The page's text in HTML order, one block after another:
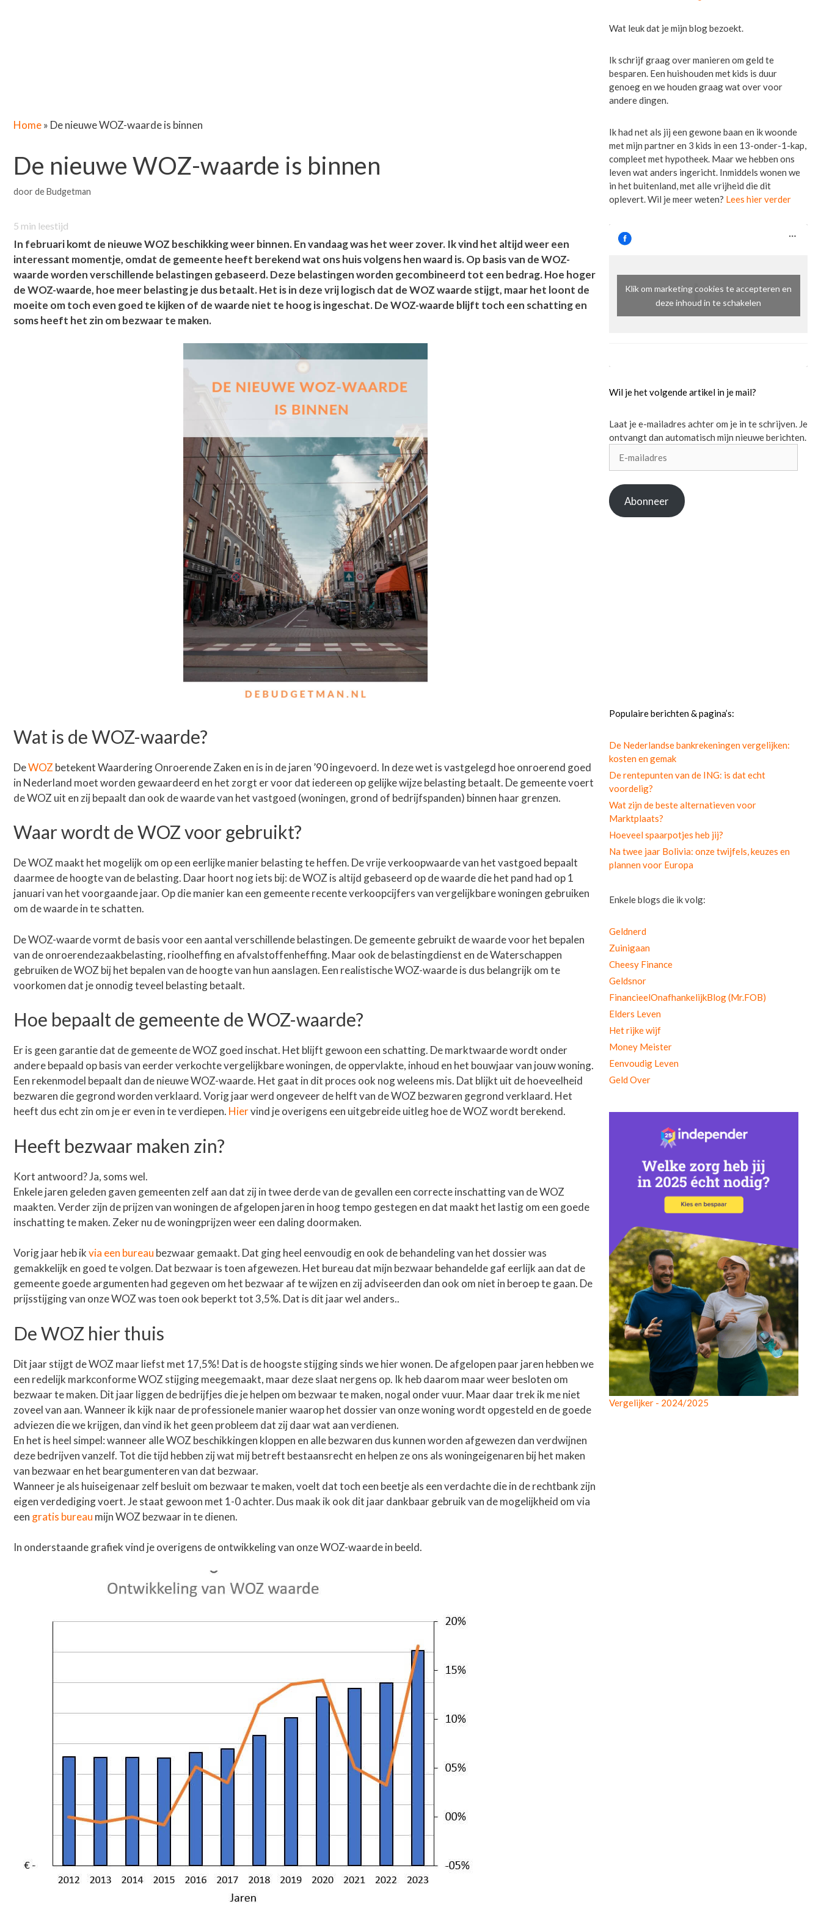
Home» De nieuwe WOZ-waarde is binnen
De nieuwe WOZ-waarde is binnen
door de Budgetman
5 min leestijd
In februari komt de nieuwe WOZ beschikking weer binnen. En vandaag was het weer zover. Ik vind het altijd weer een
interessant momentje, omdat de gemeente heeft berekend wat ons huis volgens hen waard is. Op basis van de WOZ-
waarde worden verschillende belastingen gebaseerd. Deze belastingen worden gecombineerd tot een bedrag. Hoe hoger
de WOZ-waarde, hoe meer belasting je dus betaalt. Het is in deze vrij logisch dat de WOZ waarde stijgt, maar het loont de
moeite om toch even goed te kijken of de waarde niet te hoog is ingeschat.De WOZ-waarde blijft toch een schatting en
soms heeft het zin om bezwaar te maken.
Wat is de WOZ-waarde?
DeWOZ betekent Waardering Onroerende Zaken en is in de jaren ’90 ingevoerd. In deze wet is vastgelegd hoe onroerend goed
in Nederland moet worden gewaardeerd en het zorgt er voor dat iedereen op gelijke wijze belasting betaalt. De gemeente voert
de WOZ uit en zij bepaalt dan ook de waarde van het vastgoed (woningen, grond of bedrijfspanden) binnen haar grenzen.
Waar wordt de WOZ voor gebruikt?
De WOZ maakt het mogelijk om op een eerlijke manier belasting te heffen. De vrije verkoopwaarde van het vastgoed bepaalt
daarmee de hoogte van de belasting. Daar hoort nog iets bij: de WOZ is altijd gebaseerd op de waarde die het pand had op 1
januari van het voorgaande jaar. Op die manier kan een gemeente recente verkoopcijfers van vergelijkbare woningen gebruiken
om de waarde in te schatten.
De WOZ-waarde vormt de basis voor een aantal verschillende belastingen. De gemeente gebruikt de waarde voor het bepalen
van de onroerendezaakbelasting, rioolheffing en afvalstoffenheffing. Maar ook de belastingdienst en de Waterschappen
gebruiken de WOZ bij het bepalen van de hoogte van hun aanslagen. Een realistische WOZ-waarde is dus belangrijk om te
voorkomen dat je onnodig teveel belasting betaalt.
Hoe bepaalt de gemeente de WOZ-waarde?
Er is geen garantie dat de gemeente de WOZ goed inschat. Het blijft gewoon een schatting. De marktwaarde wordt onder
andere bepaald op basis van eerder verkochte vergelijkbare woningen, de oppervlakte, inhoud en het bouwjaar van jouw woning.
Een rekenmodel bepaalt dan de nieuwe WOZ-waarde. Het gaat in dit proces ook nog weleens mis. Dat blijkt uit de hoeveelheid
bezwaren die gegrond worden verklaard. Vorig jaar werd ongeveer de helft van de WOZ bezwaren gegrond verklaard. Het
heeft dus echt zin om je er even in te verdiepen. Hiervind je overigens een uitgebreide uitleg hoe de WOZ wordt berekend.
Heeft bezwaar maken zin?
Kort antwoord? Ja, soms wel.
Enkele jaren geleden gaven gemeenten zelf aan dat zij in twee derde van de gevallen een correcte inschatting van de WOZ
maakten. Verder zijn de prijzen van woningen de afgelopen jaren in hoog tempo gestegen en dat maakt het lastig om een goede
inschatting te maken. Zeker nu de woningprijzen weer een daling doormaken.
Vorig jaar heb ikvia een bureau bezwaar gemaakt. Dat ging heel eenvoudig en ook de behandeling van het dossier was
gemakkelijk en goed te volgen. Dat bezwaar is toen afgewezen. Het bureau dat mijn bezwaar behandelde gaf eerlijk aan dat de
gemeente goede argumenten had gegeven om het bezwaar af te wijzen en zij adviseerden dan ook om niet in beroep te gaan. De
prijsstijging van onze WOZ was toen ook beperkt tot 3,5%. Dat is dit jaar wel anders..
De WOZ hier thuis
Dit jaar stijgt de WOZ maar liefst met 17,5%! Dat is de hoogste stijging sinds we hier wonen. De afgelopen paar jaren hebben we
een redelijk markconforme WOZ stijging meegemaakt, maar deze slaat nergens op. Ik heb daarom maar weer besloten om
bezwaar te maken. Dit jaar liggen de bedrijfjes die je helpen om bezwaar te maken, nogal onder vuur. Maar daar trek ik me niet
zoveel van aan. Wanneer ik kijk naar de professionele manier waarop het dossier van onze woning wordt opgesteld en de goede
adviezen die we krijgen, dan vind ik het geen probleem dat zij daar wat aan verdienen.
En het is heel simpel: wanneer alle WOZ beschikkingen kloppen en alle bezwaren dus kunnen worden afgewezen dan verdwijnen
deze bedrijven vanzelf. Tot die tijd hebben zij wat mij betreft bestaansrecht en helpen ze ons als woningeigenaren bij het maken
van bezwaar en het beargumenteren van dat bezwaar.
Wanneer je als huiseigenaar zelf besluit om bezwaar te maken, voelt dat toch een beetje als een verdachte die in de rechtbank zijn
eigen verdediging voert. Je staat gewoon met 1-0 achter. Dus maak ik ook dit jaar dankbaar gebruik van de mogelijkheid om via
een gratis bureau mijn WOZ bezwaar in te dienen.
In onderstaande grafiek vind je overigens de ontwikkeling van onze WOZ-waarde in beeld.
Wat leuk dat je mijn blog bezoekt.
Ik schrijf graag over manieren om geld te
besparen. Een huishouden met kids is duur
genoeg en we houden graag wat over voor
andere dingen.
Ik had net als jij een gewone baan en ik woonde
met mijn partner en 3 kids in een 13-onder-1-kap,
compleet met hypotheek. Maar we hebben ons
leven wat anders ingericht. Inmiddels wonen we
in het buitenland, met alle vrijheid die dit
oplevert. Wil je meer weten? Lees hier verder
Klik om marketing cookies te accepteren en
deze inhoud in te schakelen
Wil je het volgende artikel in je mail?
Laat je e-mailadres achter om je in te schrijven. Je
ontvangt dan automatisch mijn nieuwe berichten.
mailadres
Abonneer
Populaire berichten & pagina’s:
De Nederlandse bankrekeningen vergelijken:
kosten en gemak
De rentepunten van de ING: is dat echt
voordelig?
Wat zijn de beste alternatieven voor
Marktplaats?
Hoeveel spaarpotjes heb jij?
Na twee jaar Bolivia: onze twijfels, keuzes en
plannen voor Europa
Enkele blogs die ik volg:
Geldnerd
Zuinigaan
Cheesy Finance
Geldsnor
FinancieelOnafhankelijkBlog (Mr.FOB)
Elders Leven
Het rijke wijf
Money Meister
Eenvoudig Leven
Geld Over
Vergelijker - 2024/2025